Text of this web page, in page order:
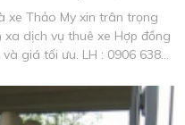
xe Thảo My xin trân trọng
dịch vụ thuê xe Hợp đồng
giá tối ưu. LH : 0906 638